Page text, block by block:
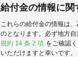
給付金の情報に関
これらの給付金の情報は
のとなります。必ず地方
規約 14 条 2 項 をご確認
いただけますと幸いです。